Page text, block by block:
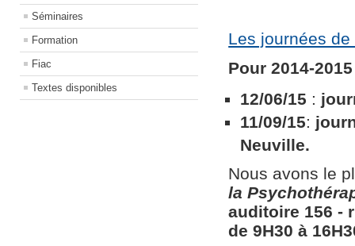
Séminaires
Formation
Fiac
Textes disponibles
Les journées
Pour 2014-
12/06/15 :
11/09/15:
Neuville.
Nous avons le
la
auditoire 156​ ​-
de 9H30 à